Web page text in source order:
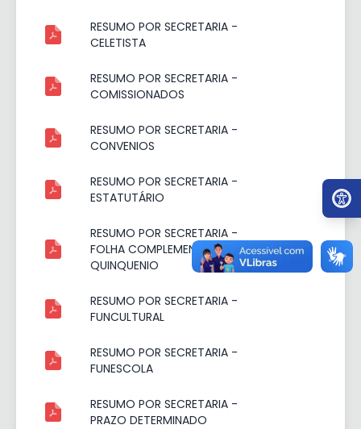
RESUMO POR SECRETARIA -
CELETISTA
RESUMO POR SECRETARIA -
COMISSIONADOS
RESUMO POR SECRETARIA -
CONVENIOS
RESUMO POR SECRETARIA -
ESTATUTÁRIO
RESUMO POR SECRETARIA -
FOLHA COMPLEMENTAR DIF. DE
QUINQUENIO
RESUMO POR SECRETARIA -
FUNCULTURAL
RESUMO POR SECRETARIA -
FUNESCOLA
RESUMO POR SECRETARIA -
PRAZO DETERMINADO
Ir